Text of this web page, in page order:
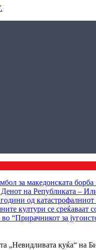
за македонската борба
на Републиката –
од катастрофалниот
култури се
“Прирачникот за
„Невидливата куќа“ на